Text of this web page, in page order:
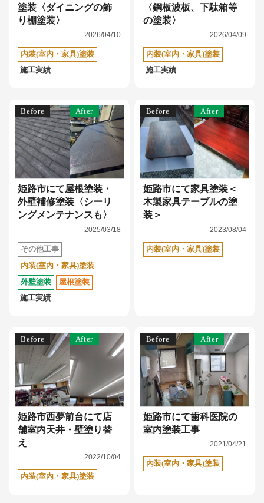
塗装〈ダイニングの飾
り棚塗装〉
2026/04/10
内装(室内・家具)塗装
施工実績
〈鋼板波板、下駄箱等
の塗装〉
2026/04/09
内装(室内・家具)塗装
施工実績
Before After
姫路市にて屋根塗装・
外壁補修塗装〈シーリ
ングメンテナンスも〉
2025/03/18
その他工事
内装(室内・家具)塗装
外壁塗装
屋根塗装
施工実績
Before After
姫路市にて家具塗装＜
木製家具テーブルの塗
装＞
2023/08/04
内装(室内・家具)塗装
Before After
姫路市西夢前台にて店
舗室内天井・壁塗り替
え
2022/10/04
内装(室内・家具)塗装
Before After
姫路市にて歯科医院の
室内塗装工事
2021/04/21
内装(室内・家具)塗装